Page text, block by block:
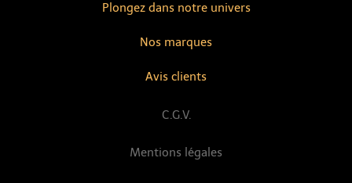
Avis clients
Nos marques
Plongez dans notre univers
Mentions légales
C.G.V.